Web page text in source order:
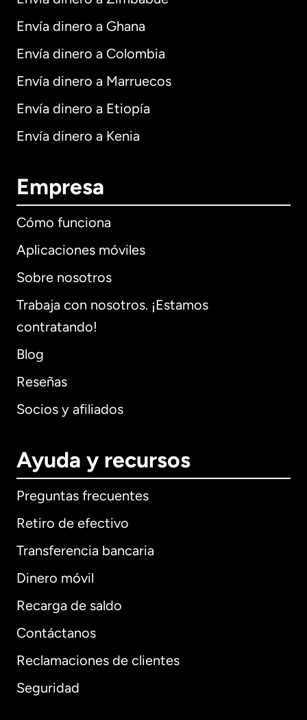
Envía dinero a Ghana
Envía dinero a Colombia
Envía dinero a Marruecos
Envía dinero a Etiopía
Envía dinero a Kenia
Empresa
Cómo funciona
Aplicaciones móviles
Sobre nosotros
Trabaja con nosotros. ¡Estamos
contratando!
Blog
Reseñas
Socios y afiliados
Ayuda y recursos
Preguntas frecuentes
Retiro de efectivo
Transferencia bancaria
Dinero móvil
Recarga de saldo
Contáctanos
Reclamaciones de clientes
Seguridad